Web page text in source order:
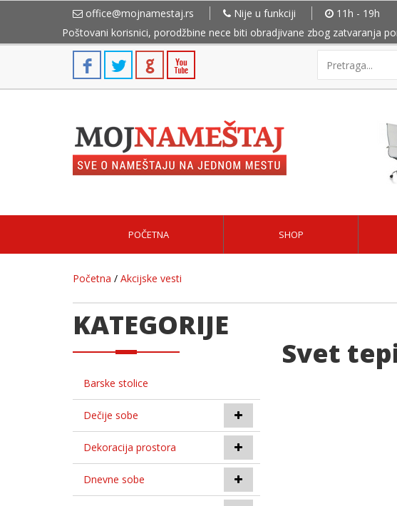
office@mojnamestaj.rs Nije u funkciji 11h - 19h
Poštovani korisnici, porodžbine nece biti obradjivane zbog zatvaranja
POČETNA SHOP
Početna / Akcijske vesti
Svet
KATEGORIJE
Barske stolice
Dečije sobe
Dekoracija prostora
Dnevne sobe